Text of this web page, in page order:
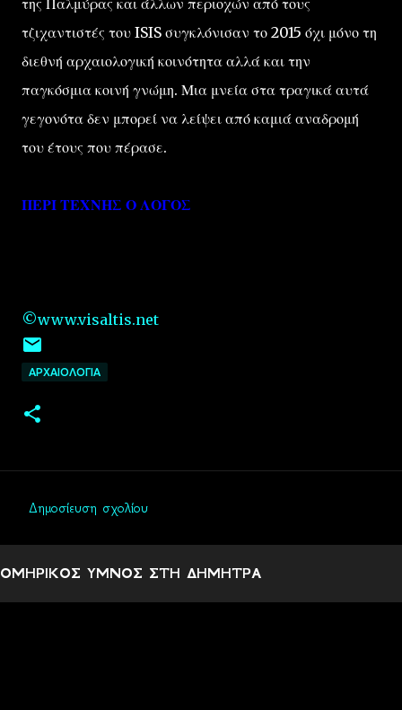
τζιχαντιστές του ISIS συγκλόνισαν το 2015 όχι μόνο τη
διεθνή αρχαιολογική κοινότητα αλλά και την
παγκόσμια κοινή γνώμη. Μια μνεία στα τραγικά αυτά
γεγονότα δεν μπορεί να λείψει από καμιά αναδρομή
του έτους που πέρασε.
ΠΕΡΙ ΤΕΧΝΗΣ Ο ΛΟΓΟΣ
©www.visaltis.net
ΑΡΧΑΙΟΛΟΓΙΑ
ό
λ
Δημοσίευση σχολίου
ΟΜΗΡΙΚΟΣ ΥΜΝΟΣ ΣΤΗ ΔΗΜΗΤΡΑ